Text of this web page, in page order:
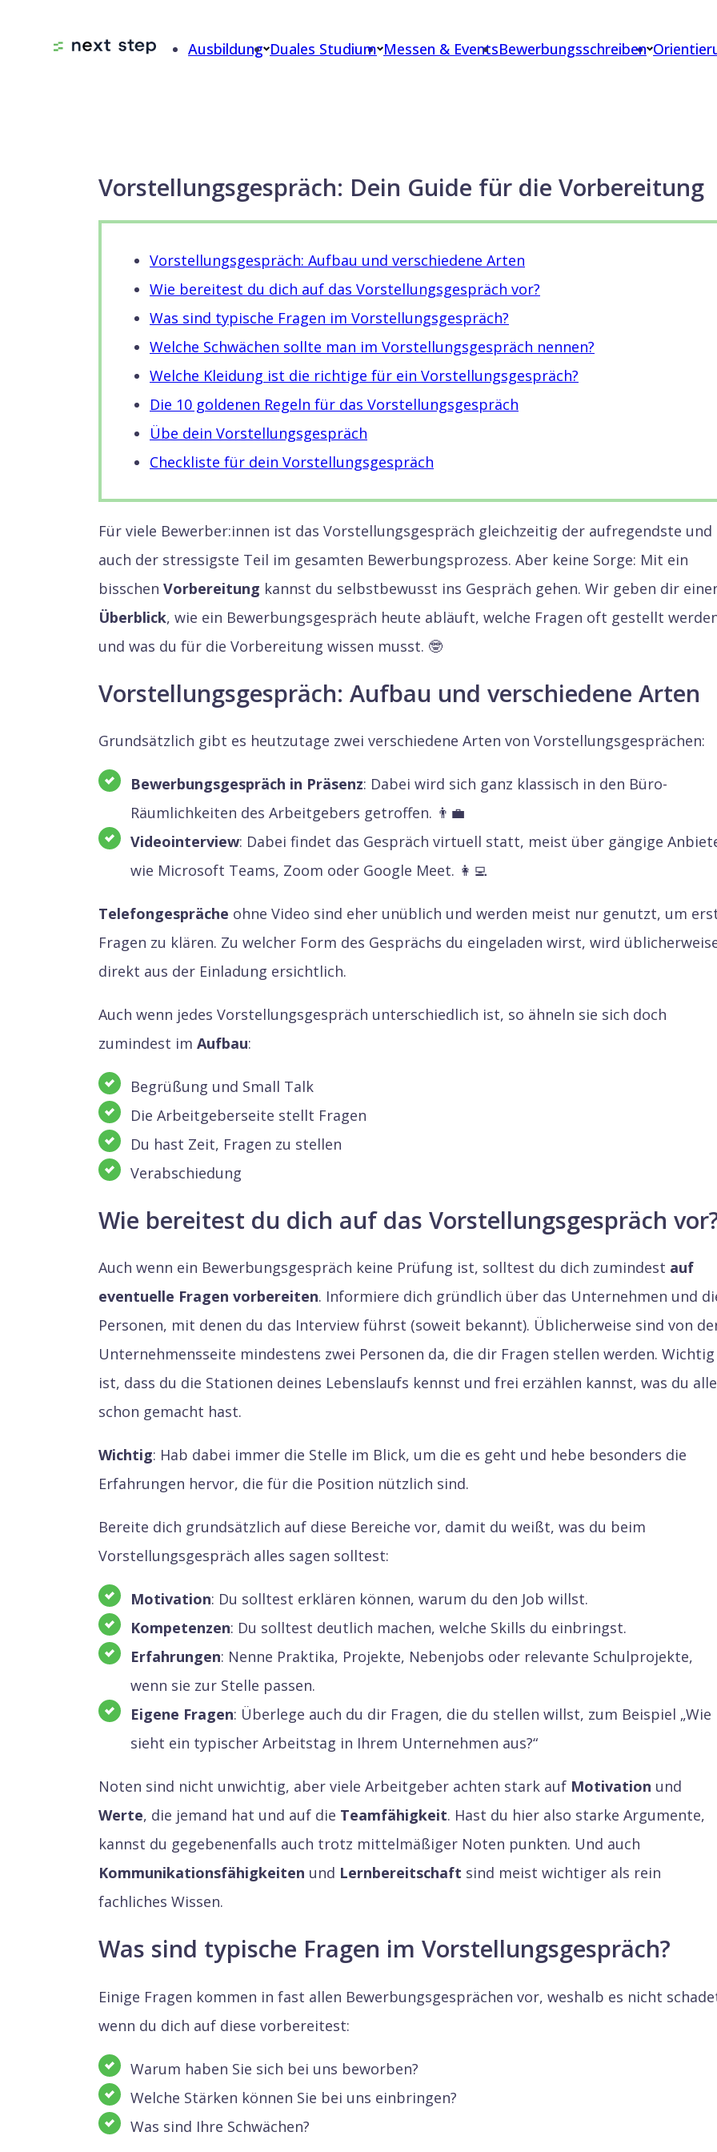
Ausbildung Duales Studium Messen & EventsBewerbungsschreiben
Du hast dich beworben, dein Lebenslauf hat überzeugt und jetzt steht das
Vorstellungsgespräch an? Wir gratulieren! Doch wie kannst du dich jetzt vorbereiten?
Vorstellungsgespräch: Dein Guide für die Vorbereitung
Vorstellungsgespräch: Aufbau und verschiedene Arten
Wie bereitest du dich auf das Vorstellungsgespräch vor?
Was sind typische Fragen im Vorstellungsgespräch?
Welche Schwächen sollte man im Vorstellungsgespräch nennen?
Welche Kleidung ist die richtige für ein Vorstellungsgespräch?
Die 10 goldenen Regeln für das Vorstellungsgespräch
Übe dein Vorstellungsgespräch
Checkliste für dein Vorstellungsgespräch
Für viele Bewerber:innen ist das Vorstellungsgespräch gleichzeitig der aufregendste und
auch der stressigste Teil im gesamten Bewerbungsprozess. Aber keine Sorge: Mit ein
bisschen Vorbereitung kannst du selbstbewusst ins Gespräch gehen. Wir geben dir
Überblick, wie ein Bewerbungsgespräch heute abläuft, welche Fragen oft gestellt
und was du für die Vorbereitung wissen musst. 🤓
Vorstellungsgespräch: Aufbau und verschiedene Arten
Grundsätzlich gibt es heutzutage zwei verschiedene Arten von Vorstellungsgesprächen:
Bewerbungsgespräch in Präsenz: Dabei wird sich ganz klassisch in den Büro-
Räumlichkeiten des Arbeitgebers getroffen. 👨‍💼
Videointerview: Dabei findet das Gespräch virtuell statt, meist über gängige
wie Microsoft Teams, Zoom oder Google Meet. 👩‍💻
Telefongespräche ohne Video sind eher unüblich und werden meist nur genutzt, um
Fragen zu klären. Zu welcher Form des Gesprächs du eingeladen wirst, wird
direkt aus der Einladung ersichtlich.
Auch wenn jedes Vorstellungsgespräch unterschiedlich ist, so ähneln sie sich doch
zumindest im Aufbau:
Begrüßung und Small Talk
Die Arbeitgeberseite stellt Fragen
Du hast Zeit, Fragen zu stellen
Verabschiedung
Wie bereitest du dich auf das Vorstellungsgespräch
Auch wenn ein Bewerbungsgespräch keine Prüfung ist, solltest du dich zumindest auf
eventuelle Fragen vorbereiten. Informiere dich gründlich über das Unternehmen und
Personen, mit denen du das Interview führst (soweit bekannt). Üblicherweise sind von
Unternehmensseite mindestens zwei Personen da, die dir Fragen stellen werden. Wichtig
ist, dass du die Stationen deines Lebenslaufs kennst und frei erzählen kannst, was du
schon gemacht hast.
Wichtig: Hab dabei immer die Stelle im Blick, um die es geht und hebe besonders die
Erfahrungen hervor, die für die Position nützlich sind.
Bereite dich grundsätzlich auf diese Bereiche vor, damit du weißt, was du beim
Vorstellungsgespräch alles sagen solltest:
Motivation: Du solltest erklären können, warum du den Job willst.
Kompetenzen: Du solltest deutlich machen, welche Skills du einbringst.
Erfahrungen: Nenne Praktika, Projekte, Nebenjobs oder relevante Schulprojekte,
wenn sie zur Stelle passen.
Eigene Fragen: Überlege auch du dir Fragen, die du stellen willst, zum Beispiel „Wie
sieht ein typischer Arbeitstag in Ihrem Unternehmen aus?“
Noten sind nicht unwichtig, aber viele Arbeitgeber achten stark auf Motivation und
Werte, die jemand hat und auf die Teamfähigkeit. Hast du hier also starke Argumente,
kannst du gegebenenfalls auch trotz mittelmäßiger Noten punkten. Und auch
Kommunikationsfähigkeiten und Lernbereitschaft sind meist wichtiger als rein
fachliches Wissen.
Was sind typische Fragen im Vorstellungsgespräch?
Einige Fragen kommen in fast allen Bewerbungsgesprächen vor, weshalb es nicht
wenn du dich auf diese vorbereitest:
Warum haben Sie sich bei uns beworben?
Welche Stärken können Sie bei uns einbringen?
Was sind Ihre Schwächen?